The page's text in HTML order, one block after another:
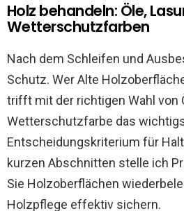
Holz behandeln: Öle,
Wetterschutzfarben
Nach dem Schleifen und
Schutz. Wer Alte
trifft mit der richtigen Wahl von
Wetterschutzfarbe das
Entscheidungskriterium für
kurzen Abschnitten stelle ich
Sie Holzoberflächen
Holzpflege effektiv sichern.